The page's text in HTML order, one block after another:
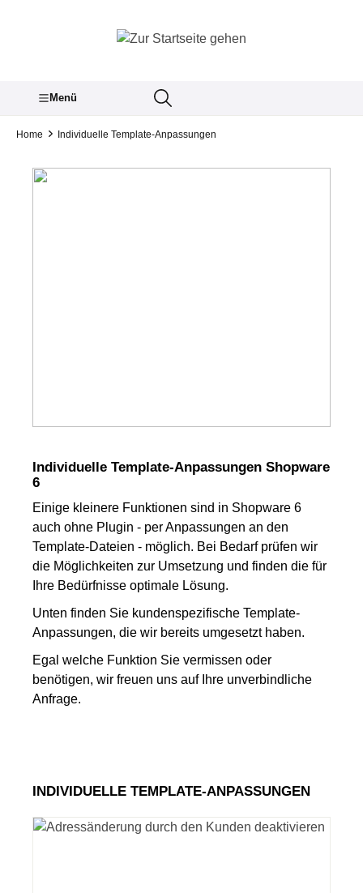
Menü
Home Individuelle Template-Anpassungen
Individuelle Template-Anpassungen Shopware
6
Einige kleinere Funktionen sind in Shopware 6
auch ohne Plugin - per Anpassungen an den
Template-Dateien - möglich. Bei Bedarf prüfen wir
die Möglichkeiten zur Umsetzung und finden die für
Ihre Bedürfnisse optimale Lösung.
Unten finden Sie kundenspezifische Template-
Anpassungen, die wir bereits umgesetzt haben.
Egal welche Funktion Sie vermissen oder
benötigen, wir freuen uns auf Ihre unverbindliche
Anfrage.
INDIVIDUELLE TEMPLATE-ANPASSUNGEN